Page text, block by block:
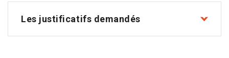
Les justificatifs demandés